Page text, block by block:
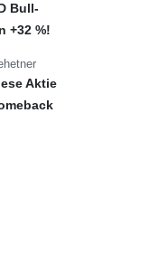
Bull-
+32 %!
Aktie